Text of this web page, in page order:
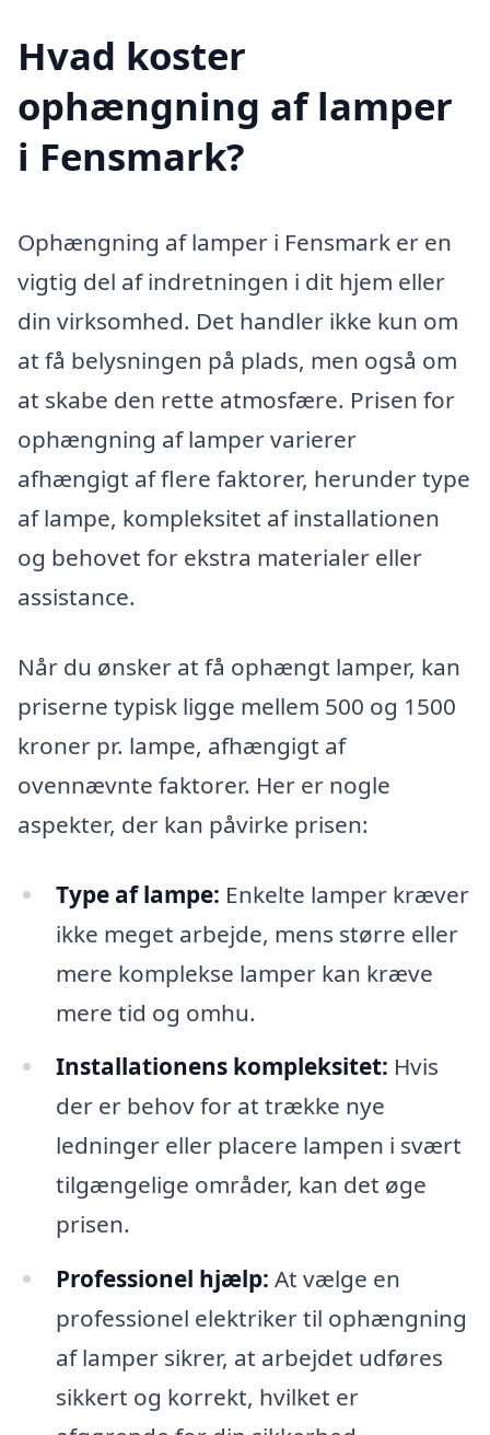
Hvad koster
ophængning af lamper
i Fensmark?
Ophængning af lamper i Fensmark er en
vigtig del af indretningen i dit hjem eller
din virksomhed. Det handler ikke kun om
at få belysningen på plads, men også om
at skabe den rette atmosfære. Prisen for
ophængning af lamper varierer
afhængigt af flere faktorer, herunder type
af lampe, kompleksitet af installationen
og behovet for ekstra materialer eller
assistance.
Når du ønsker at få ophængt lamper, kan
priserne typisk ligge mellem 500 og 1500
kroner pr. lampe, afhængigt af
ovennævnte faktorer. Her er nogle
aspekter, der kan påvirke prisen:
Type af lampe: Enkelte lamper kræver
ikke meget arbejde, mens større eller
mere komplekse lamper kan kræve
mere tid og omhu.
Installationens kompleksitet: Hvis
der er behov for at trække nye
ledninger eller placere lampen i svært
tilgængelige områder, kan det øge
prisen.
Professionel hjælp: At vælge en
professionel elektriker til ophængning
af lamper sikrer, at arbejdet udføres
sikkert og korrekt, hvilket er